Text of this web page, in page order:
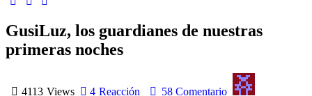
GusiLuz, los guardianes de nuestras
primeras noches
4113 Views 4 Reacción 58 Comentario